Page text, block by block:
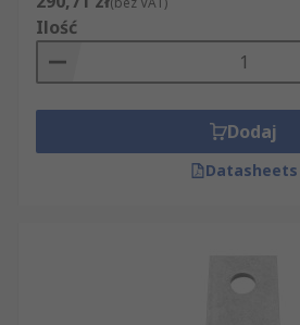
Ilość
Dodaj
Datasheets